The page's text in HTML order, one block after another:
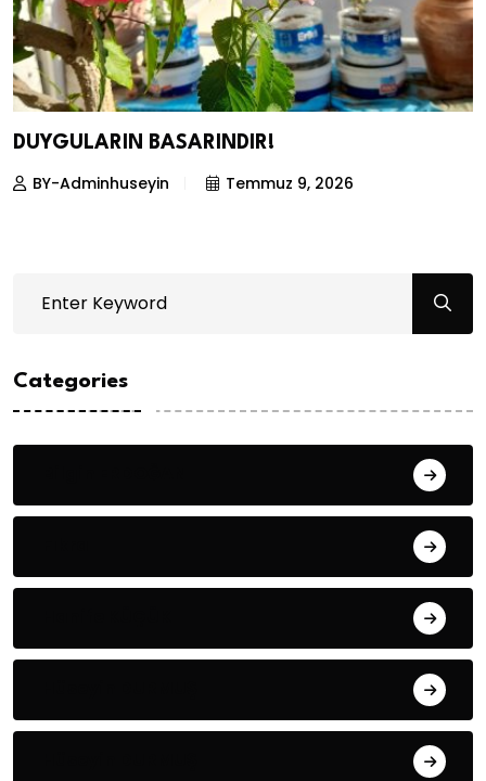
DUYGULARIN BASARINDIR!
BY-Adminhuseyin Temmuz 9, 2026
Categories